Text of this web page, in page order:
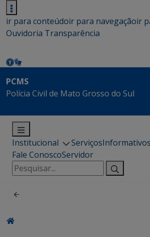
ir para conteúdoir para navegaçãoir
Ouvidoria Transparência
PCMS
Polícia Civil de Mato Grosso do Sul
Institucional ServiçosInformativos
Fale ConoscoServidor
Pesquisar
por: